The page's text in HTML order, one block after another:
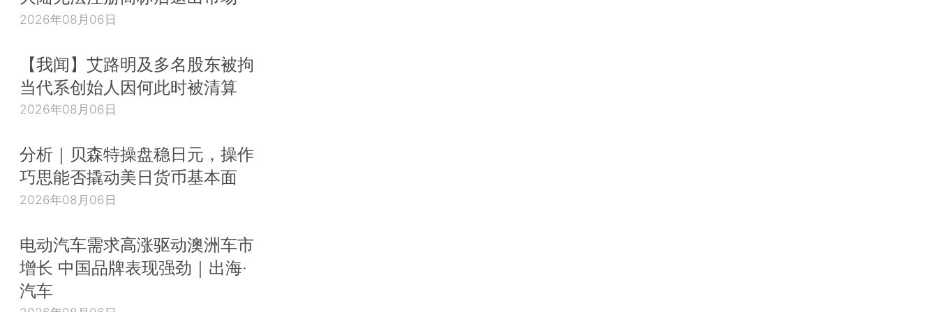
2026年08月06日
【我闻】艾路明及多名股东被拘
当代系创始人因何此时被清算
2026年08月06日
分析｜贝森特操盘稳日元，操作
巧思能否撬动美日货币基本面
2026年08月06日
电动汽车需求高涨驱动澳洲车市
增长 中国品牌表现强劲｜出海·
汽车